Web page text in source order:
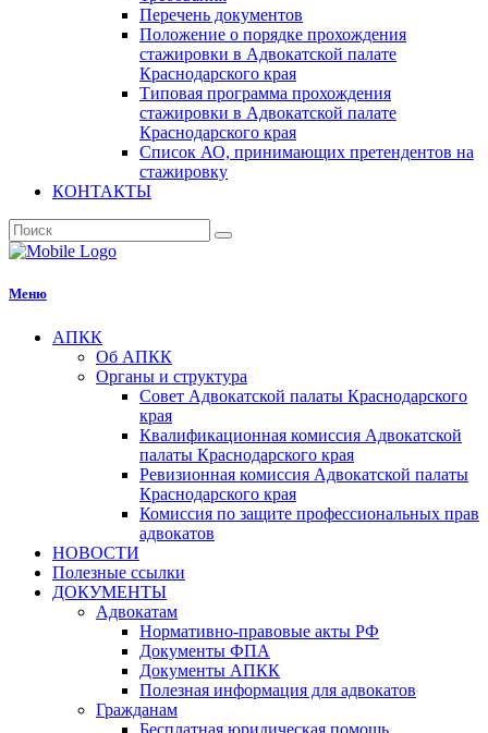
Перечень документов
Положение о порядке прохождения
стажировки в Адвокатской палате
Краснодарского края
Типовая программа прохождения
стажировки в Адвокатской палате
Краснодарского края
Список АО, принимающих претендентов на
стажировку
КОНТАКТЫ
Меню
АПКК
Об АПКК
Органы и структура
Совет Адвокатской палаты Краснодарского
края
Квалификационная комиссия Адвокатской
палаты Краснодарского края
Ревизионная комиссия Адвокатской палаты
Краснодарского края
Комиссия по защите профессиональных прав
адвокатов
НОВОСТИ
Полезные ссылки
ДОКУМЕНТЫ
Адвокатам
Нормативно-правовые акты РФ
Документы ФПА
Документы АПКК
Полезная информация для адвокатов
Гражданам
Бесплатная юридическая помощь